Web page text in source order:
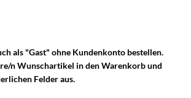
als "Gast" ohne Kundenkonto bestellen.
n Wunschartikel in den Warenkorb und
Felder aus.